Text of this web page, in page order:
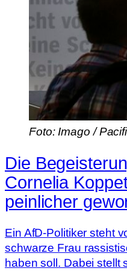
Foto: Imago /
Die
Cornelia
peinlicher
Ein AfD-Politiker steht
schwarze Frau
haben soll. Dabei stellt